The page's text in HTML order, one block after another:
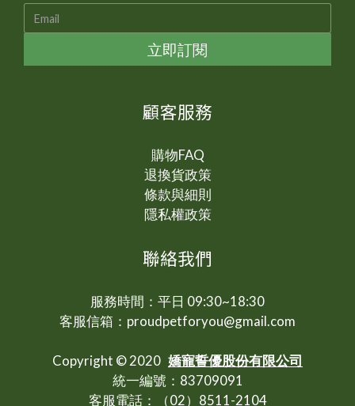
立即訂閱
顧客服務
購物FAQ
退換貨政策
條款與細則
隱私權政策
聯絡我們
服務時間：平日 09:30~18:30
客服信箱：proudpetforyou@gmail.com
Copyright © 2020 嬌寵誓優股份有限公司
統一編號：83709091
客服電話：（02）8511-2104